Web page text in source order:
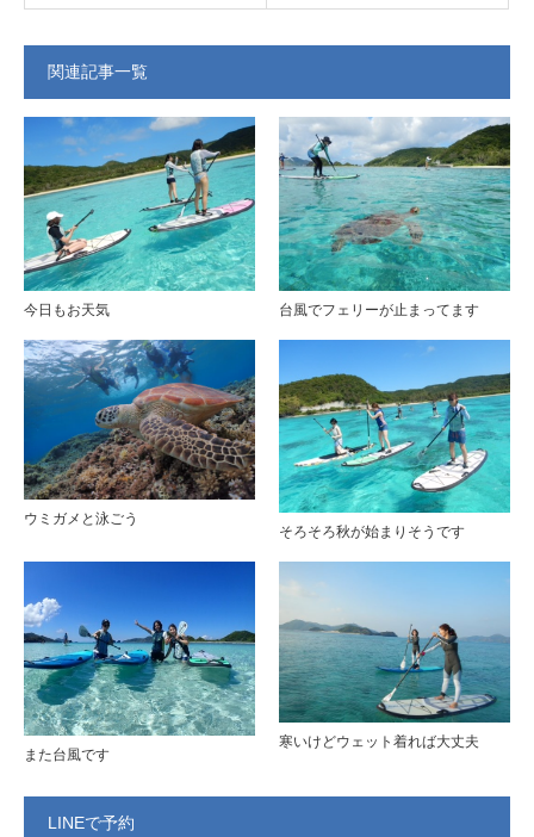
関連記事一覧
今日もお天気 台風でフェリーが止まってます
ウミガメと泳ごう
そろそろ秋が始まりそうです
また台風です
寒いけどウェット着れば大丈夫
LINEで予約